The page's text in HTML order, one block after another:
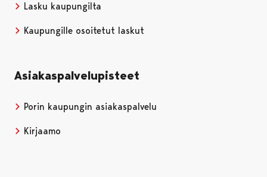
Lasku kaupungilta
Kaupungille osoitetut laskut
Asiakaspalvelupisteet
Porin kaupungin asiakaspalvelu
Kirjaamo